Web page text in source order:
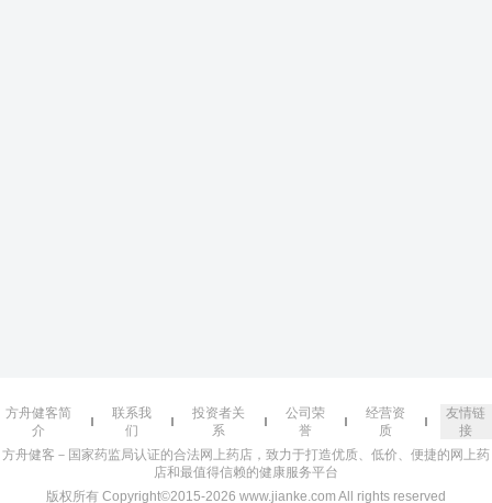
方舟健客简
介
联系我
们
投资者关
系
公司荣
誉
经营资
质
友情链
接
方舟健客－国家药监局认证的合法网上药店，致力于打造优质、低价、便捷的网上药
店和最值得信赖的健康服务平台
版权所有 Copyright©2015-2026 www.jianke.com All rights reserved